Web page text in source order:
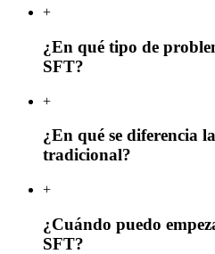
+
¿En qué tipo de
SFT?
+
¿En qué se diferencia
tradicional?
+
¿Cuándo puedo
SFT?